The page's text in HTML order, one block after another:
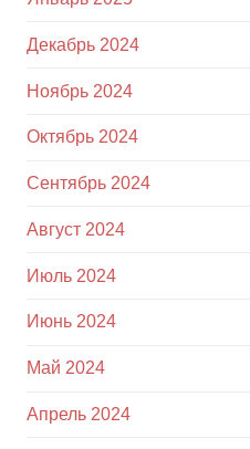
Декабрь 2024
Ноябрь 2024
Октябрь 2024
Сентябрь 2024
Август 2024
Июль 2024
Июнь 2024
Май 2024
Апрель 2024